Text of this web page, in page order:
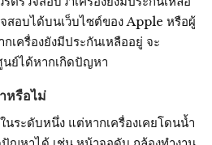
สอบได้บนเว็บไซต์ของ Apple หรือผู้
เครื่องยังมีประกันเหลืออยู่ จะ
นย์ได้หากเกิดปัญหา
หรือไม่
ระดับหนึ่ง แต่หากเครื่องเคยโดนน้ำ